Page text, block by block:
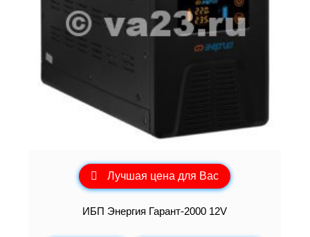
Лучшая цена для Вас
ИБП Энергия Гарант-2000 12V